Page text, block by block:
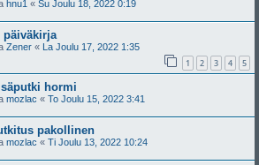
hnu1 « Su Joulu 18, 2022 0:19
päiväkirja
Zener « La Joulu 17, 2022 1:35
1 2 3 4 5
hormi
mozlac « To Joulu 15, 2022 3:41
pakollinen
mozlac « Ti Joulu 13, 2022 10:24